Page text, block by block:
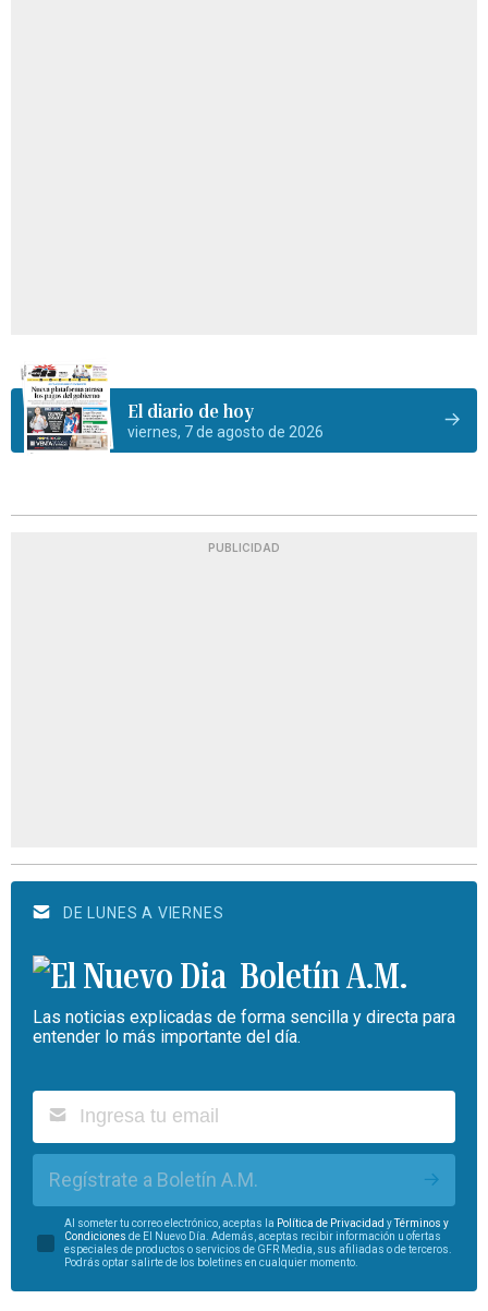
El diario de hoy
viernes, 7 de agosto de 2026
PUBLICIDAD
DE LUNES A VIERNES
Boletín A.M.
Las noticias explicadas de forma sencilla y directa para
entender lo más importante del día.
Regístrate a Boletín A.M.
Al someter tu correo electrónico, aceptas la Política de Privacidad yTérminos y
Condiciones de El Nuevo Día. Además, aceptas recibir información u ofertas
especiales de productos o servicios de GFR Media, sus afiliadas o de terceros.
Podrás optar salirte de los boletines en cualquier momento.